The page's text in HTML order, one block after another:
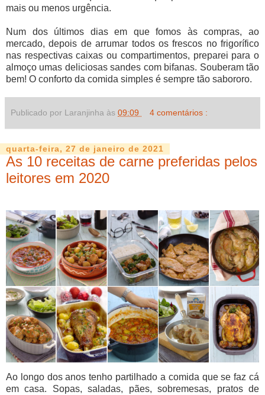
mais ou menos urgência.
Num dos últimos dias em que fomos às compras, ao
mercado, depois de arrumar todos os frescos no frigorífico
nas respectivas caixas ou compartimentos, preparei para o
almoço umas deliciosas sandes com bifanas. Souberam tão
bem! O conforto da comida simples é sempre tão sabororo.
Publicado por Laranjinha às 09:09 4 comentários :
quarta-feira, 27 de janeiro de 2021
As 10 receitas de carne preferidas pelos
leitores em 2020
Ao longo dos anos tenho partilhado a comida que se faz cá
em casa. Sopas, saladas, pães, sobremesas, pratos de